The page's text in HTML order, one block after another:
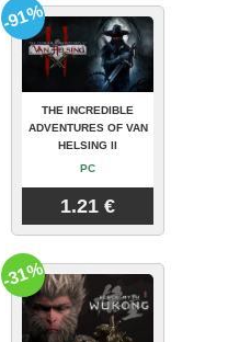
THE INCREDIBLE
ADVENTURES OF VAN
HELSING II
PC
1.21 €
-91%
-31%